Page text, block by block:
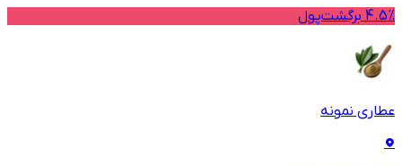
4.5% برگشت‌پول
عطاری نمونه